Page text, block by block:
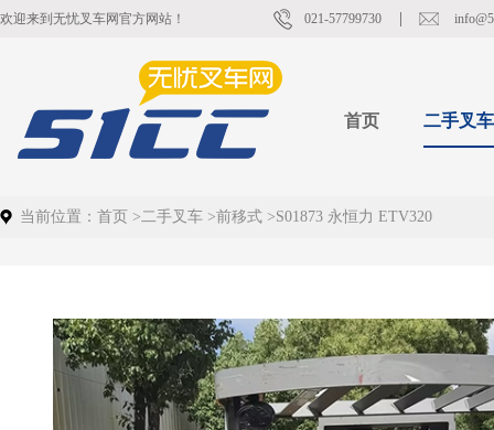
欢迎来到无忧叉车网官方网站！ 021-57799730
首页 二手叉车
当前位置： 首页 >二手叉车 >前移式 >S01873 永恒力 ETV320